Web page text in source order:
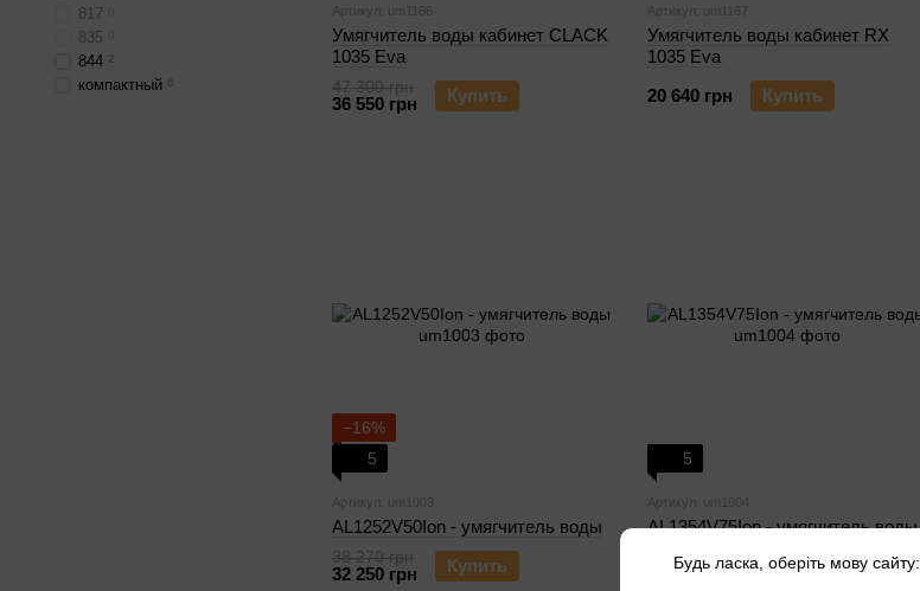
Артикул: um1166
Умягчитель воды кабинет CLACK
1035 Eva
47 300 грн
36 550 грн Купить
Артикул: um1167
Умягчитель воды кабинет RX
1035 Eva
20 640 грн
Купить
−16%
5
Артикул: um1003
AL1252V50Ion - умягчитель воды
38 270 грн
32 250 грн Купить
5
Артикул: um1004
AL1354V75Ion - умягчитель воды
34 400 грн
Купить
817
835
844 2
компактный 6
Будь ласка, оберіть мову сайту: